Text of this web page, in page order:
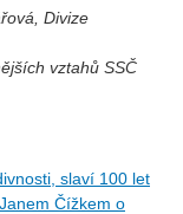
Divize
vztahů SSČ
slaví 100 let
Čížkem o